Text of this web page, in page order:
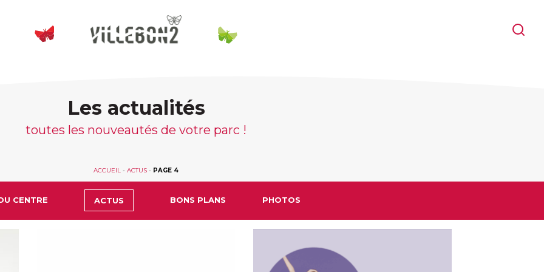
Les actualités
toutes les nouveautés de votre parc !
ACCUEIL - ACTUS - PAGE 4
CENTRE ACTUS BONS PLANS PHOTOS